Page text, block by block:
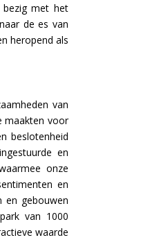
bezig met het
de es van
heropend als
van
maakten voor
beslotenheid
en
onze
en
en gebouwen
van 1000
waarde